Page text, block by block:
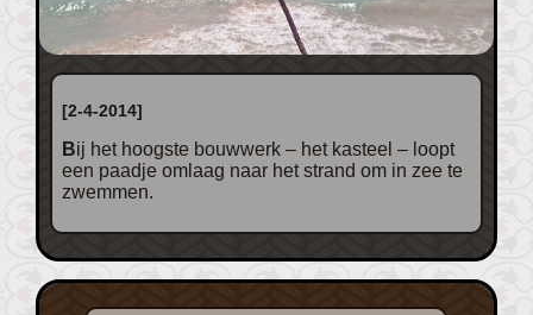
[2-4-2014]
Bij het hoogste bouwwerk – het kasteel – loopt
een paadje omlaag naar het strand om in zee te
zwemmen.